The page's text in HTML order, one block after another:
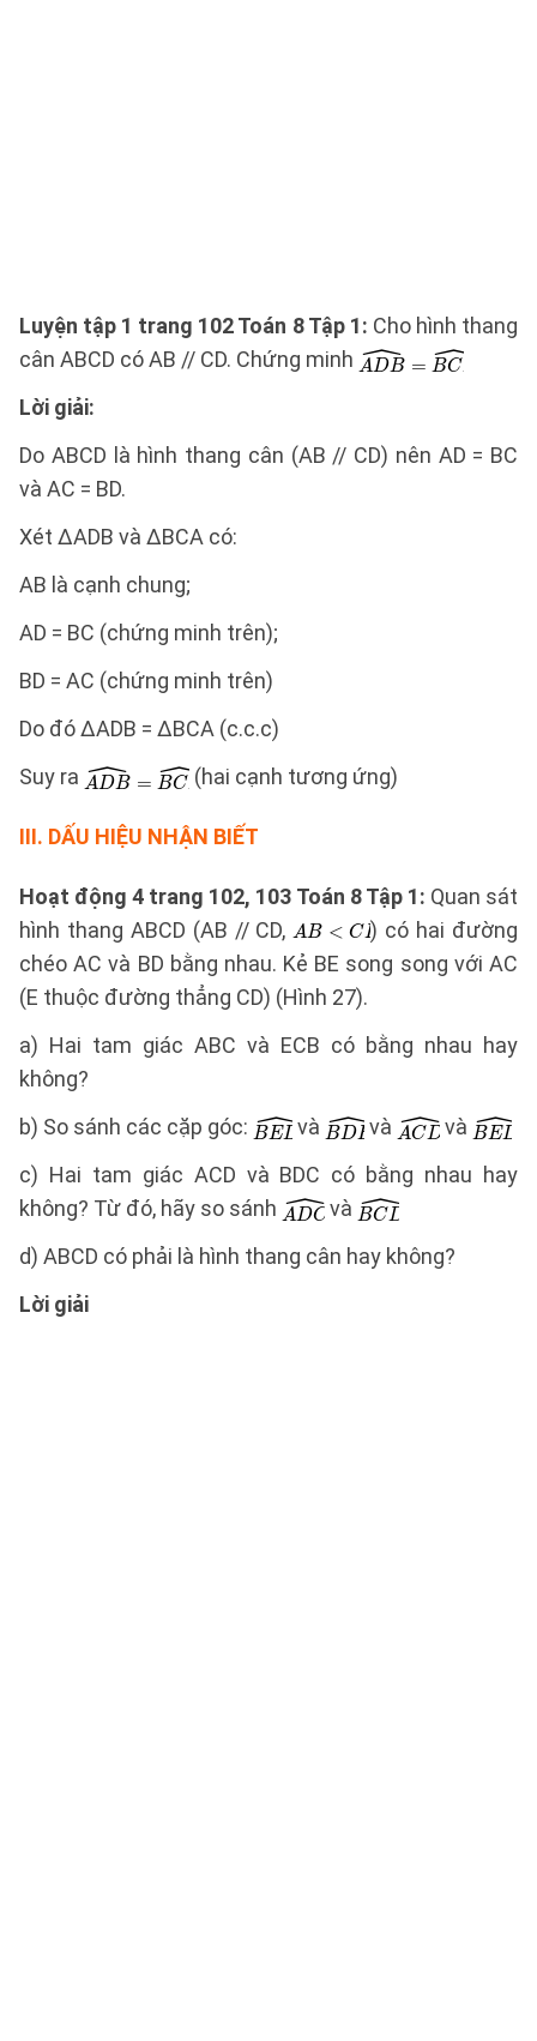
Luyện tập 1 trang 102 Toán 8 Tập 1: Cho hình thang
cân ABCD có AB // CD. Chứng minh
Lời giải:
Do ABCD là hình thang cân (AB // CD) nên AD = BC
và AC = BD.
Xét ΔADB và ΔBCA có:
AB là cạnh chung;
AD = BC (chứng minh trên);
BD = AC (chứng minh trên)
Do đó ΔADB = ΔBCA (c.c.c)
Suy ra
(hai cạnh tương ứng)
III. DẤU HIỆU NHẬN BIẾT
Hoạt động 4 trang 102, 103 Toán 8 Tập 1: Quan sát
hình thang ABCD (AB // CD,
) có hai đường
chéo AC và BD bằng nhau. Kẻ BE song song với AC
(E thuộc đường thẳng CD) (Hình 27).
a) Hai tam giác ABC và ECB có bằng nhau hay
không?
b) So sánh các cặp góc:
và và
và
c) Hai tam giác ACD và BDC có bằng nhau hay
không? Từ đó, hãy so sánh
và
d) ABCD có phải là hình thang cân hay không?
Lời giải